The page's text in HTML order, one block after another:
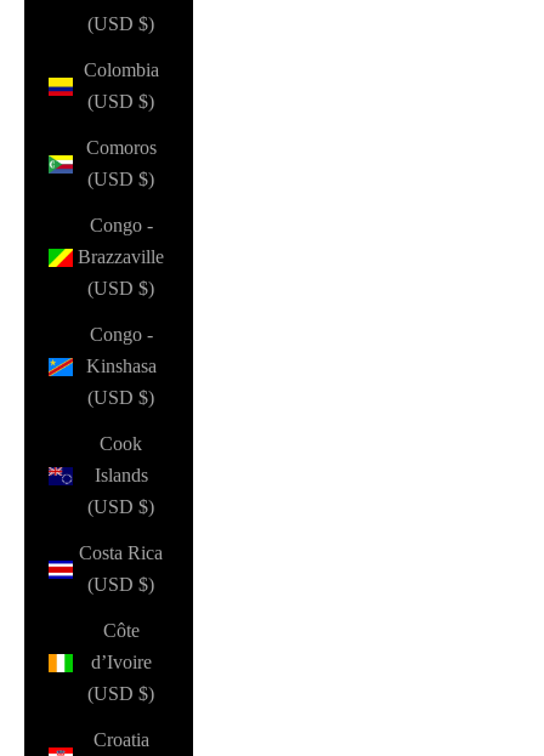
(USD $)
Colombia
(USD $)
Comoros
(USD $)
Congo -
Brazzaville
(USD $)
Congo -
Kinshasa
(USD $)
Cook
Islands
(USD $)
Costa Rica
(USD $)
Côte
d’Ivoire
(USD $)
Croatia